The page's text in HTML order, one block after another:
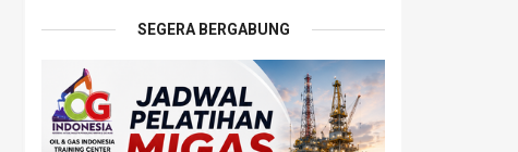
SEGERA BERGABUNG